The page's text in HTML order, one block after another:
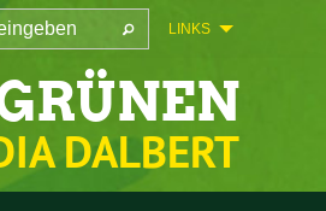
LINKS
DALBERT